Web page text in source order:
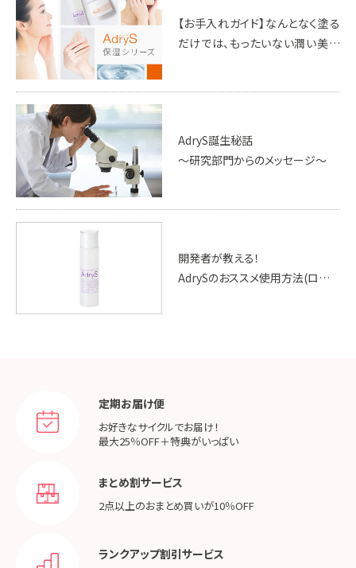
【お手入れガイド】なんとなく塗る
だけでは、もったいない潤い美肌
AdryS誕生秘話
～研究部門からのメッセージ～
開発者が教える！
AdrySのおススメ使用方法(ローシ
定期お届け便
お好きなサイクルでお届け！
最大25％OFF＋特典がいっぱい
まとめ割サービス
2点以上のおまとめ買いが10％OFF
ランクアップ割引サービス